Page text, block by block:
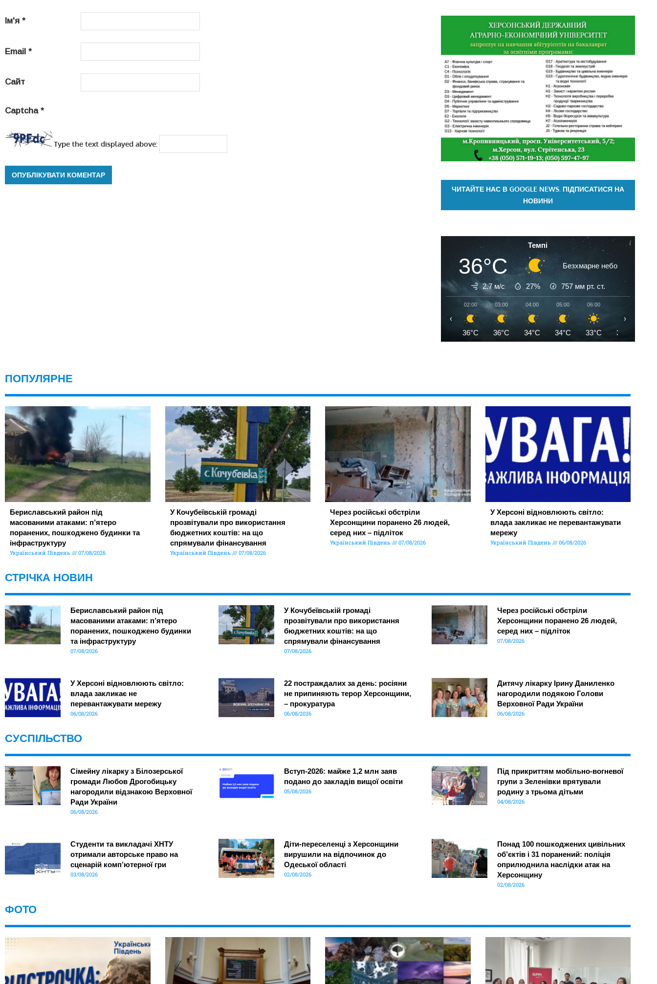
Ім'я *
Email *
Сайт
Captcha *
Type the text displayed above:
ЧИТАЙТЕ НАС В GOOGLE NEWS. ПІДПИСАТИСЯ НА
НОВИНИ
Темпі
36°C Безхмарне небо
2.7 м/с 27% 757 мм рт. ст.
02:00
36°C
03:00
36°C
04:00
34°C
05:00
34°C
06:00
33°C 34°C
‹ ›
ПОПУЛЯРНЕ
Бериславський район під
масованими атаками: п’ятеро
поранених, пошкоджено будинки та
інфраструктуру
Український Південь 07/08/2026
У Кочубеївській громаді
прозвітували про використання
бюджетних коштів: на що
спрямували фінансування
Український Південь 07/08/2026
Через російські обстріли
Херсонщини поранено 26 людей,
серед них – підліток
Український Південь 07/08/2026
У Херсоні відновлюють світло:
влада закликає не перевантажувати
мережу
Український Південь 06/08/2026
СТРІЧКА НОВИН
Бериславський район під
масованими атаками: п’ятеро
поранених, пошкоджено будинки
та інфраструктуру
07/08/2026
У Кочубеївській громаді
прозвітували про використання
бюджетних коштів: на що
спрямували фінансування
07/08/2026
Через російські обстріли
Херсонщини поранено 26 людей,
серед них – підліток
07/08/2026
У Херсоні відновлюють світло:
влада закликає не
перевантажувати мережу
06/08/2026
22 постраждалих за день: росіяни
не припиняють терор Херсонщини,
– прокуратура
06/08/2026
Дитячу лікарку Ірину Даниленко
нагородили подякою Голови
Верховної Ради України
06/08/2026
СУСПІЛЬСТВО
Сімейну лікарку з Білозерської
громади Любов Дрогобицьку
нагородили відзнакою Верховної
Ради України
06/08/2026
Вступ-2026: майже 1,2 млн заяв
подано до закладів вищої освіти
05/08/2026
Під прикриттям мобільно-вогневої
групи з Зеленівки врятували
родину з трьома дітьми
04/08/2026
Студенти та викладачі ХНТУ
отримали авторське право на
сценарій комп’ютерної гри
03/08/2026
Діти-переселенці з Херсонщини
вирушили на відпочинок до
Одеської області
02/08/2026
Понад 100 пошкоджених цивільних
об’єктів і 31 поранений: поліція
оприлюднила наслідки атак на
Херсонщину
02/08/2026
ФОТО